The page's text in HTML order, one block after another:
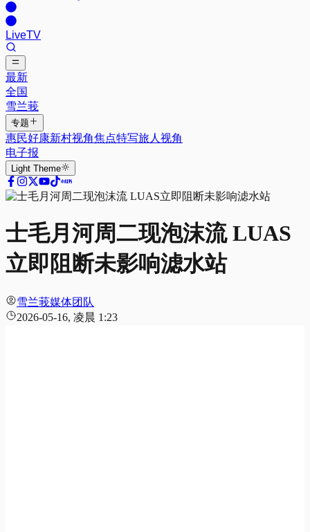
LiveTV
最新
全国
雪兰莪
专题
惠民好康新村视角焦点特写旅人视角
电子报
Light Theme
士毛月河周二现泡沫流 LUAS
立即阻断未影响滤水站
雪兰莪媒体团队
2026-05-16, 凌晨 1:23